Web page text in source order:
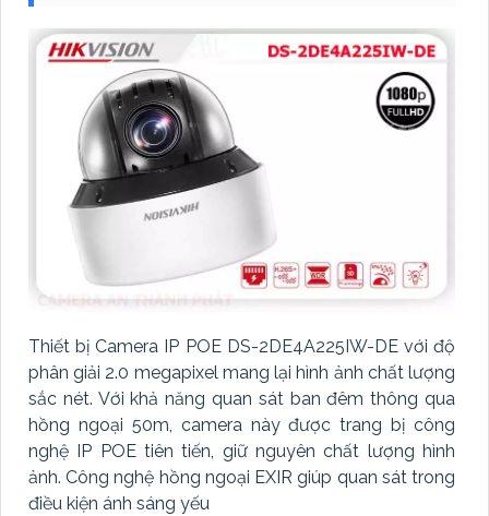
Thiết bị Camera IP POE DS-2DE4A225IW-DE với độ
phân giải 2.0 megapixel mang lại hình ảnh chất lượng
sắc nét. Với khả năng quan sát ban đêm thông qua
hồng ngoại 50m, camera này được trang bị công
nghệ IP POE tiên tiến, giữ nguyên chất lượng hình
ảnh. Công nghệ hồng ngoại EXIR giúp quan sát trong
điều kiện ánh sáng yếu